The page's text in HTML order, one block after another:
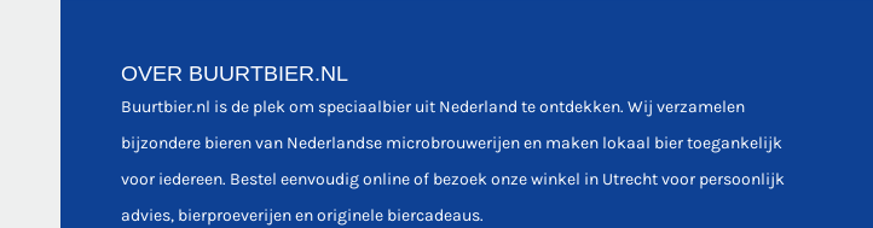
OVER BUURTBIER.NL
Buurtbier.nl is de plek om speciaalbier uit Nederland te ontdekken. Wij verzamelen
bijzondere bieren van Nederlandse microbrouwerijen en maken lokaal bier toegankelijk
voor iedereen. Bestel eenvoudig online of bezoek onze winkel in Utrecht voor persoonlijk
advies, bierproeverijen en originele biercadeaus.